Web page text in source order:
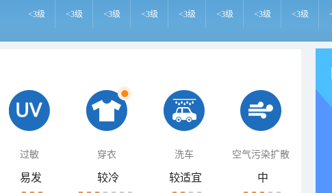
<3级 <3级 <3级 <3级 <3级 <3级 <3级 <3级
过敏 穿衣 洗车 空气污染扩散
易发 较冷 较适宜 中